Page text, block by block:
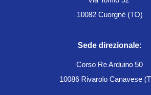
10082 Cuorgnè (TO)
Sede direzionale:
Corso Re Arduino 50
10086 Rivarolo Canavese